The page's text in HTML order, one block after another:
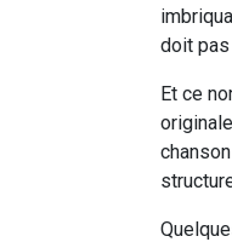
doit pas
Et ce